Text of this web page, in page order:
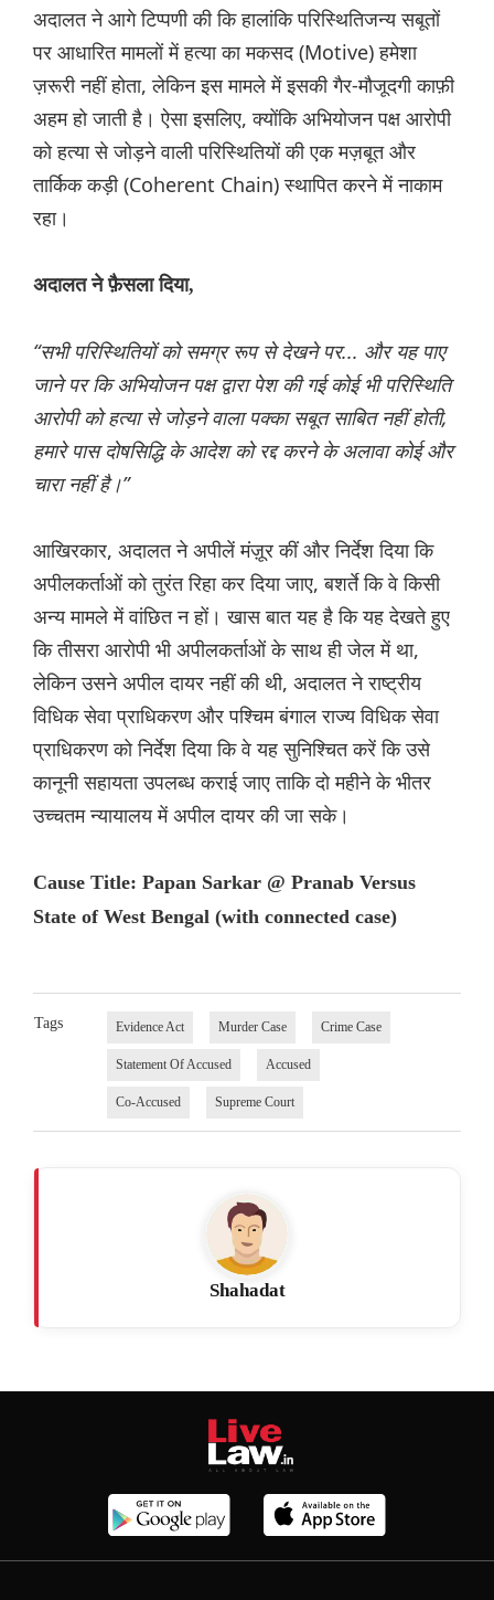
अदालत ने आगे टिप्पणी की कि हालांकि परिस्थितिजन्य सबूतों
पर आधारित मामलों में हत्या का मकसद (Motive) हमेशा
ज़रूरी नहीं होता, लेकिन इस मामले में इसकी गैर-मौजूदगी काफ़ी
अहम हो जाती है। ऐसा इसलिए, क्योंकि अभियोजन पक्ष आरोपी
को हत्या से जोड़ने वाली परिस्थितियों की एक मज़बूत और
तार्किक कड़ी (Coherent Chain) स्थापित करने में नाकाम
रहा।
अदालत ने फ़ैसला दिया,
“सभी परिस्थितियों को समग्र रूप से देखने पर... और यह पाए
जाने पर कि अभियोजन पक्ष द्वारा पेश की गई कोई भी परिस्थिति
आरोपी को हत्या से जोड़ने वाला पक्का सबूत साबित नहीं होती,
हमारे पास दोषसिद्धि के आदेश को रद्द करने के अलावा कोई और
चारा नहीं है।”
आखिरकार, अदालत ने अपीलें मंज़ूर कीं और निर्देश दिया कि
अपीलकर्ताओं को तुरंत रिहा कर दिया जाए, बशर्ते कि वे किसी
अन्य मामले में वांछित न हों। खास बात यह है कि यह देखते हुए
कि तीसरा आरोपी भी अपीलकर्ताओं के साथ ही जेल में था,
लेकिन उसने अपील दायर नहीं की थी, अदालत ने राष्ट्रीय
विधिक सेवा प्राधिकरण और पश्चिम बंगाल राज्य विधिक सेवा
प्राधिकरण को निर्देश दिया कि वे यह सुनिश्चित करें कि उसे
कानूनी सहायता उपलब्ध कराई जाए ताकि दो महीने के भीतर
उच्चतम न्यायालय में अपील दायर की जा सके।
Cause Title: Papan Sarkar @ Pranab Versus
State of West Bengal (with connected case)
Tags Evidence Act Murder Case Crime Case
Statement Of Accused Accused
Co-Accused Supreme Court
Shahadat